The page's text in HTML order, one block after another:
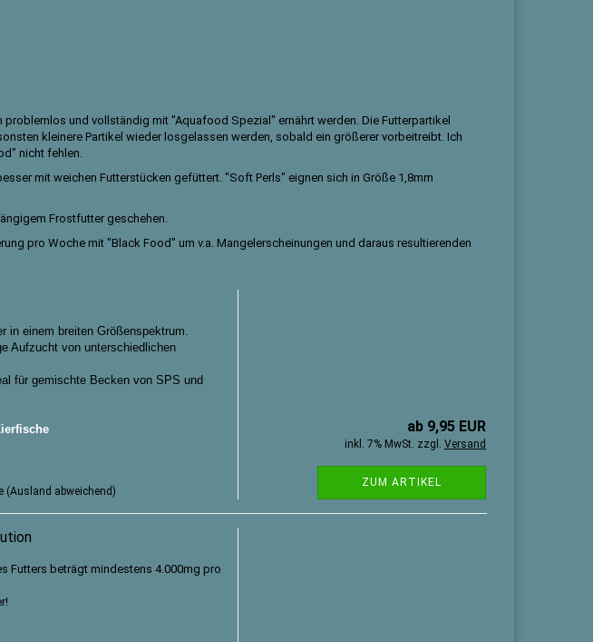
problemlos und vollständig mit "Aquafood Spezial" ernährt werden. Die Futterpartikel
kleinere Partikel wieder losgelassen werden, sobald ein größerer vorbeitreibt. Ich
nicht fehlen.
mit weichen Futterstücken gefüttert. "Soft Perls" eignen sich in Größe 1,8mm
Frostfutter geschehen.
pro Woche mit "Black Food" um v.a. Mangelerscheinungen und daraus resultierenden
in einem breiten Größenspektrum.
Aufzucht von unterschiedlichen
für gemischte Becken von SPS und
(Ausland abweichend)
ab 9,95 EUR
inkl. 7% MwSt. zzgl. Versand
ZUM ARTIKEL
Futters beträgt mindestens 4.000mg pro